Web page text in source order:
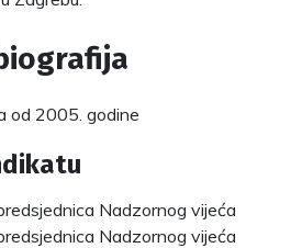
od 2005. godine
Nadzornog vijeća
Nadzornog vijeća